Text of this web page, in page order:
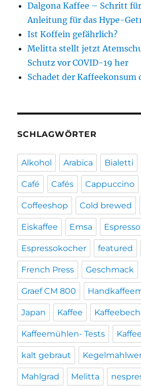
Dalgona Kaffee – Schritt
Anleitung für das Hype-
Ist Koffein gefährlich?
Melitta stellt jetzt
Schutz vor COVID-19 her
Schadet der Kaffeekonsum
SCHLAGWÖRTER
Alkohol Arabica Bialetti
Café Cafés Cappuccino
Coffeeshop Cold brewed
Eiskaffee Emsa Espresso
Espressokocher featured
French Press Geschmack
Graef CM 800
Japan Kaffee
Kaffeemühlen- Tests
kalt gebraut
Mahlgrad Melitta